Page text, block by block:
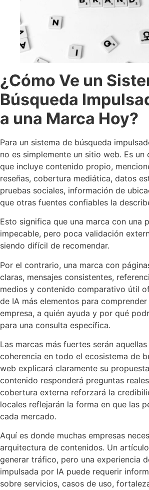
¿Cómo Ve un
Búsqueda
a una Marca Hoy?
Para un sistema de búsqueda
no es simplemente un sitio web. Es un
que incluye contenido propio,
reseñas, cobertura mediática, datos
pruebas sociales, información de
que otras fuentes confiables la
Esto significa que una marca con una
impecable, pero poca validación
siendo difícil de recomendar.
Por el contrario, una marca con
claras, mensajes consistentes,
medios y contenido comparativo útil
de IA más elementos para
empresa, a quién ayuda y por qué
para una consulta específica.
Las marcas más fuertes serán
coherencia en todo el ecosistema de
web explicará claramente su
contenido responderá preguntas
cobertura externa reforzará la
locales reflejarán la forma en que las
cada mercado.
Aquí es donde muchas empresas
arquitectura de contenidos. Un
generar tráfico, pero una experiencia
impulsada por IA puede requerir
sobre servicios, casos de uso,